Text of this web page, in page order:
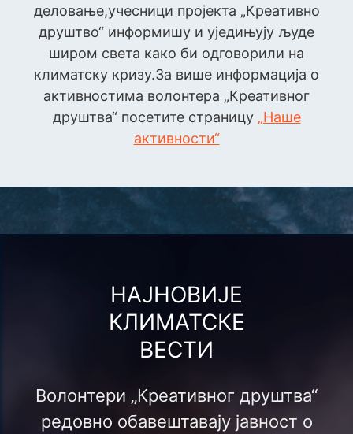
деловање,учесници пројекта „Креативно
друштво“ информишу и уједињују људе
широм света како би одговорили на
климатску кризу.За више информација о
активностима волонтера „Креативног
друштва“ посетите страницу „Наше
активности“
НАЈНОВИЈЕ
КЛИМАТСКЕ
ВЕСТИ
Волонтери „Креативног друштва“
редовно обавештавају јавност о